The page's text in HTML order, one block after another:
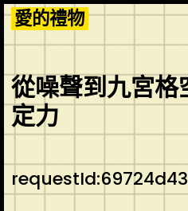
Skip
to
content
愛的禮物
從噪聲到九宮
定力